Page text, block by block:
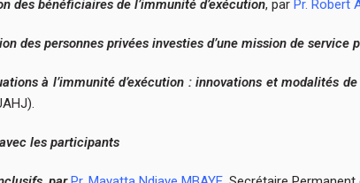
des bénéficiaires de l’immunité d’exécution, par Pr. Robert
des personnes privées investies d’une mission de service
à l’immunité d’exécution : innovations et modalités
les participants